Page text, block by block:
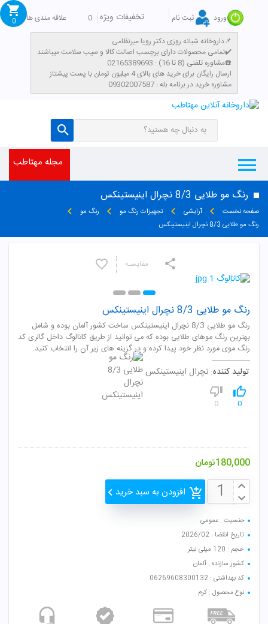
ورود ثبت نام تخفیفات ویژه 0
علاقه مندی ها
داروخانه شبانه روزی دکتر رویا میرنظامی📌
تمامی محصولات دارای برچسب اصالت کالا و سیب سلامت میباشند✔️
مشاوره تلفنی (8 تا 16) : 02165389693☎️
​ارسال رایگان برای خرید های بالای 4 میلیون تومان با پست پیشتاز
مشاوره خرید در برنامه بله : 09302007587
0
مجله مهتاطب
رنگ مو طلایی 8/3 نچرال اینیستینکس
صفحه نخست آرایشی تجهیزات رنگ مو
رنگ مو
رنگ مو طلایی 8/3 نچرال اینیستینکس
رنگ مو طلایی 8/3 نچرال اینیستینکس
رنگ مو طلایی 8/3 نچرال اینیستینکس ساخت کشور آلمان بوده و شامل
بهترین رنگ موهای طلایی بوده که می توانید از طریق کاتالوگ داخل گالری کد
رنگ موی مورد نظر خود پیدا کرده و در گزینه های زیر آن را انتخاب کنید.
تولید کننده: نچرال اینیستینکس
0
0
180,000تومان
افزودن به سبد خرید
مقایسـه
جنسیت : عمومی
تاریخ انقضا : 2026/02
حجم : 120 میلی لیتر
کشور سازنده : آلمان
کد بهداشتی : 06269608300132
نوع محصول : کرم